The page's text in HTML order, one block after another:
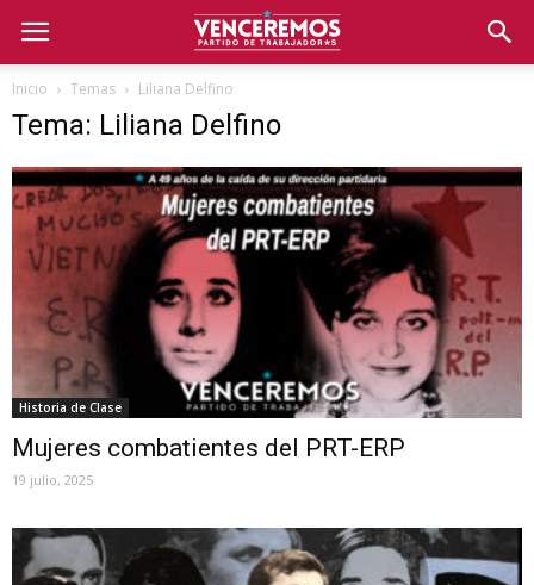
Inicio Temas Liliana Delfino
Tema: Liliana Delfino
Historia de Clase
Mujeres combatientes del PRT-ERP
19 julio, 2025